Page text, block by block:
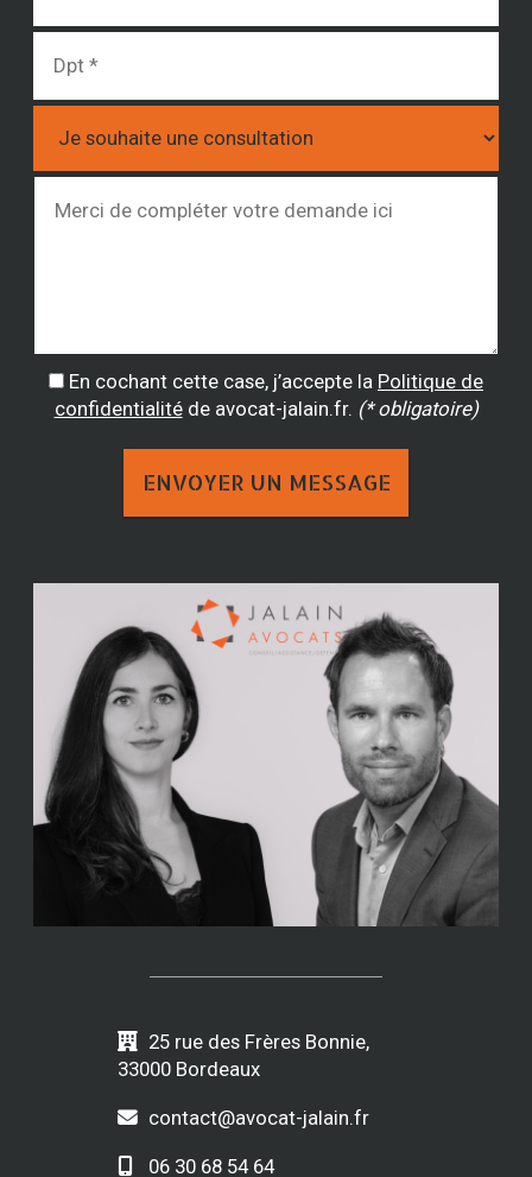
En cochant cette case, j’accepte la Politique de
confidentialitéde avocat-jalain.fr. (* obligatoire)
25 rue des Frères Bonnie,
33000 Bordeaux
contact@avocat-jalain.fr
06 30 68 54 64